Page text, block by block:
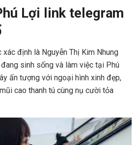
Lợi link telegram
định là Nguyễn Thị Kim Nhung
sinh sống và làm việc tại Phú
ấn tượng với ngoại hình xinh đẹp,
cao thanh tú cùng nụ cười tỏa